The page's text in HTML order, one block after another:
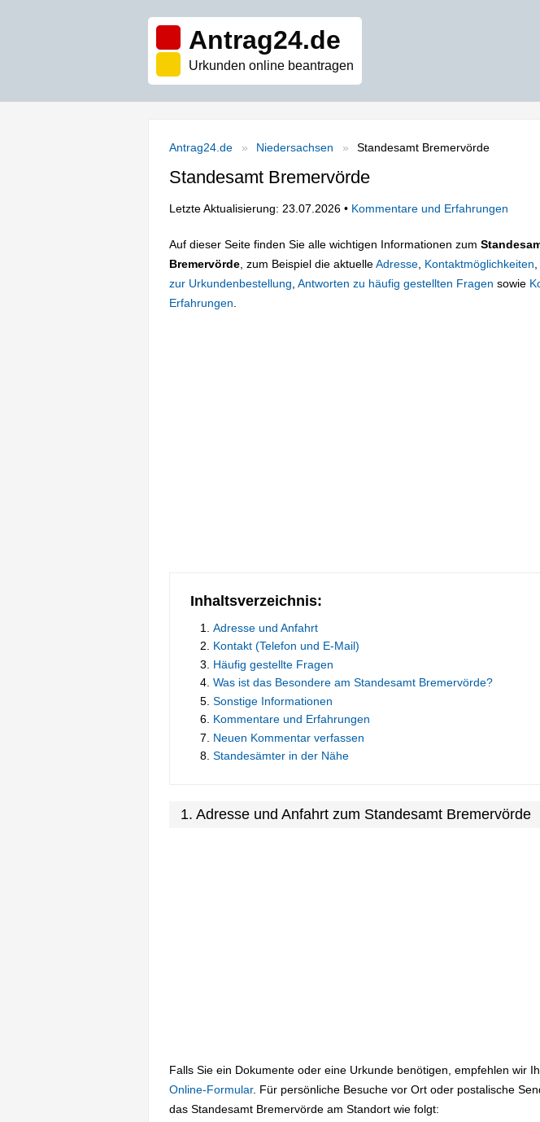
Antrag24.de
Urkunden online beantragen
Antrag24.de Niedersachsen Standesamt Bremervörde
Standesamt Bremervörde
Letzte Aktualisierung: 23.07.2026 • Kommentare und Erfahrungen
Auf dieser Seite finden Sie alle wichtigen Informationen zum
Bremervörde , zum Beispiel die aktuelleAdresse Kontaktmöglichkeiten
zur Urkundenbestellung Antworten zu häufig gestellten Fragen sowie
Erfahrungen
Inhaltsverzeichnis:
Adresse und Anfahrt
Kontakt (Telefon und E-Mail)
Häufig gestellte Fragen
Was ist das Besondere am Standesamt Bremervörde?
Sonstige Informationen
Kommentare und Erfahrungen
Neuen Kommentar verfassen
Standesämter in der Nähe
1. Adresse und Anfahrt zum Standesamt Bremervörde
Falls Sie ein Dokumente oder eine Urkunde benötigen, empfehlen wir
Online-Formular. Für persönliche Besuche vor Ort oder postalische
das Standesamt Bremervörde am Standort wie folgt: